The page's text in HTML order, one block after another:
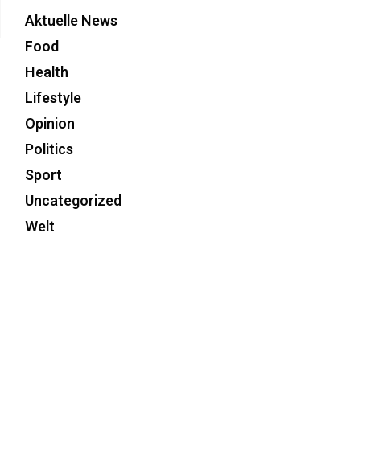
Aktuelle News
Food
Health
Lifestyle
Opinion
Politics
Sport
Uncategorized
Welt